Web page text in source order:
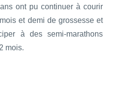
ont pu continuer à courir
et demi de grossesse et
à des semi-marathons
mois.